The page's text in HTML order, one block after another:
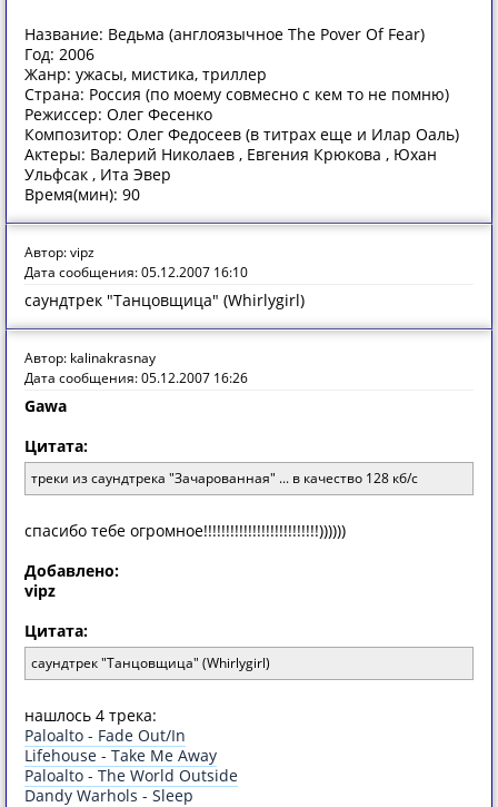
Название: Ведьма (англоязычное The Pover Of Fear)
Год: 2006
Жанр: ужасы, мистика, триллер
Страна: Россия (по моему совмесно с кем то не помню)
Режиссер: Олег Фесенко
Композитор: Олег Федосеев (в титрах еще и Илар Оаль)
Актеры: Валерий Николаев , Евгения Крюкова , Юхан
Ульфсак , Ита Эвер
Время(мин): 90
Автор: vipz
Дата сообщения: 05.12.2007 16:10
саундтрек "Танцовщица" (Whirlygirl)
Автор: kalinakrasnay
Дата сообщения: 05.12.2007 16:26
Gawa
Цитата:
треки из саундтрека "Зачарованная" ... в качество 128 кб/с
спасибо тебе огромное!!!!!!!!!!!!!!!!!!!!!!!!!!))))))
Добавлено:
vipz
Цитата:
саундтрек "Танцовщица" (Whirlygirl)
нашлось 4 трека:
Paloalto - Fade Out/In
Lifehouse - Take Me Away
Paloalto - The World Outside
Dandy Warhols - Sleep